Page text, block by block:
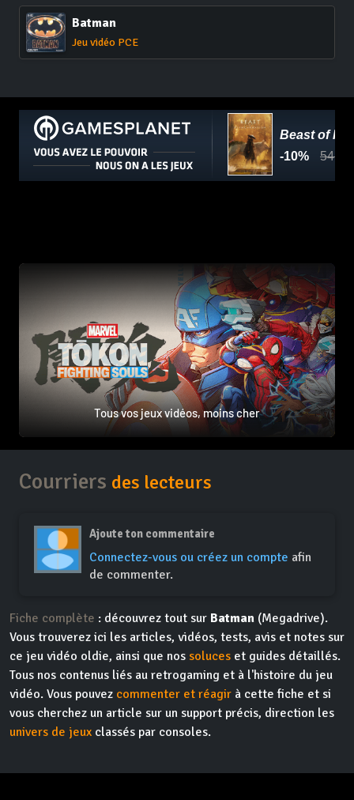
Batman
Jeu vidéo PCE
Tous vos jeux vidéos, moins cher
Courriers des lecteurs
Ajoute ton commentaire
Connectez-vous ou créez un compte afin
de commenter.
Fiche complète : découvrez tout sur Batman (Megadrive).
Vous trouverez ici les articles, vidéos, tests, avis et notes sur
ce jeu vidéo oldie, ainsi que nos soluces et guides détaillés.
Tous nos contenus liés au retrogaming et à l'histoire du jeu
vidéo. Vous pouvez commenter et réagir à cette fiche et si
vous cherchez un article sur un support précis, direction les
univers de jeux classés par consoles.